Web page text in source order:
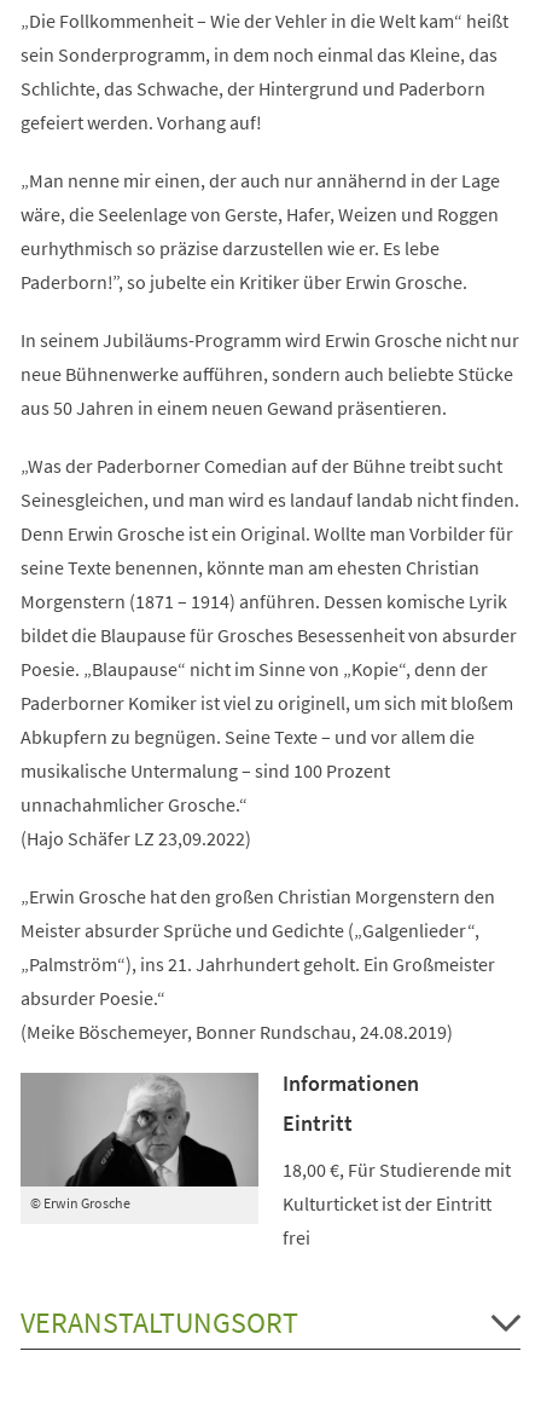
„Die Follkommenheit – Wie der Vehler in die Welt kam“ heißt
sein Sonderprogramm, in dem noch einmal das Kleine, das
Schlichte, das Schwache, der Hintergrund und Paderborn
gefeiert werden. Vorhang auf!
„Man nenne mir einen, der auch nur annähernd in der Lage
wäre, die Seelenlage von Gerste, Hafer, Weizen und Roggen
eurhythmisch so präzise darzustellen wie er. Es lebe
Paderborn!”, so jubelte ein Kritiker über Erwin Grosche.
In seinem Jubiläums-Programm wird Erwin Grosche nicht nur
neue Bühnenwerke aufführen, sondern auch beliebte Stücke
aus 50 Jahren in einem neuen Gewand präsentieren.
„Was der Paderborner Comedian auf der Bühne treibt sucht
Seinesgleichen, und man wird es landauf landab nicht finden.
Denn Erwin Grosche ist ein Original. Wollte man Vorbilder für
seine Texte benennen, könnte man am ehesten Christian
Morgenstern (1871 – 1914) anführen. Dessen komische Lyrik
bildet die Blaupause für Grosches Besessenheit von absurder
Poesie. „Blaupause“ nicht im Sinne von „Kopie“, denn der
Paderborner Komiker ist viel zu originell, um sich mit bloßem
Abkupfern zu begnügen. Seine Texte – und vor allem die
musikalische Untermalung – sind 100 Prozent
unnachahmlicher Grosche.“
(Hajo Schäfer LZ 23,09.2022)
„Erwin Grosche hat den großen Christian Morgenstern den
Meister absurder Sprüche und Gedichte („Galgenlieder“,
„Palmström“), ins 21. Jahrhundert geholt. Ein Großmeister
absurder Poesie.“
(Meike Böschemeyer, Bonner Rundschau, 24.08.2019)
© Erwin Grosche
Informationen
Eintritt
18,00 €, Für Studierende mit
Kulturticket ist der Eintritt
frei
VERANSTALTUNGSORT